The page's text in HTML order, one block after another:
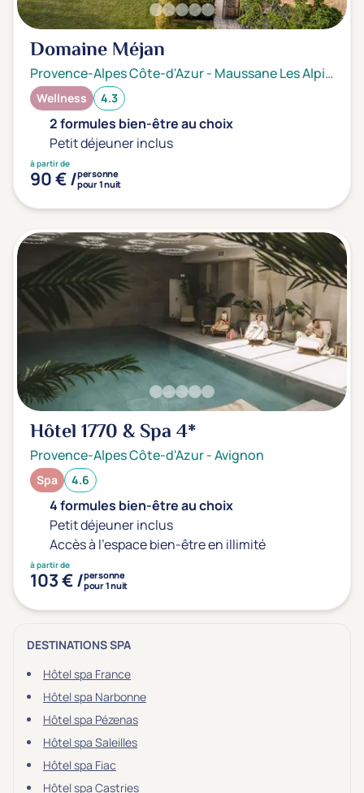
Domaine Méjan
Provence-Alpes Côte-d'Azur- Maussane Les Alpilles
Wellness 4.3
2 formules bien-être au choix
Petit déjeuner inclus
à partir de
90 € /personne
pour 1 nuit
Hôtel 1770 & Spa4*
Provence-Alpes Côte-d'Azur-Avignon
Spa 4.6
4 formules bien-être au choix
Petit déjeuner inclus
Accès à l'espace bien-être en illimité
à partir de
103 € /personne
pour 1 nuit
DESTINATIONS SPA
Hôtel spa France
Hôtel spa Narbonne
Hôtel spa Pézenas
Hôtel spa Saleilles
Hôtel spa Fiac
Hôtel spa Castries